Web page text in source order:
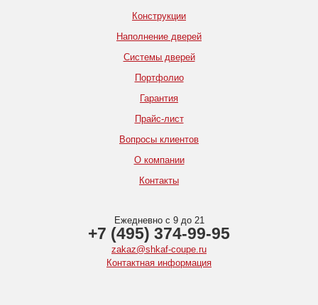
Конструкции
Наполнение дверей
Системы дверей
Портфолио
Гарантия
Прайс-лист
Вопросы клиентов
О компании
Контакты
Ежедневно с 9 до 21
+7 (495) 374-99-95
zakaz@shkaf-coupe.ru
Контактная информация